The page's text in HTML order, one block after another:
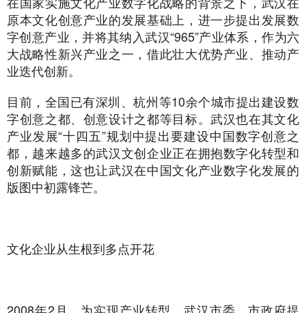
原本文化创意产业的发展基础上，进一步提出发展数
字创意产业，并将其纳入武汉“965”产业体系，作为六
大战略性新兴产业之一，借此壮大优势产业、推动产
业迭代创新。
目前，全国已有深圳、杭州等10余个城市提出建设数
字创意之都、创意设计之都等目标。武汉也在其文化
产业发展“十四五”规划中提出要建设中国数字创意之
都，越来越多的武汉文创企业正在拥抱数字化转型和
创新赋能，这也让武汉在中国文化产业数字化发展的
版图中初露锋芒。
文化企业从生根到多点开花